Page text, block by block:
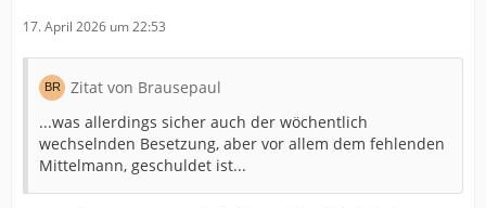
17. April 2026 um 22:53
Zitat von Brausepaul
...was allerdings sicher auch der wöchentlich
wechselnden Besetzung, aber vor allem dem fehlenden
Mittelmann, geschuldet ist...